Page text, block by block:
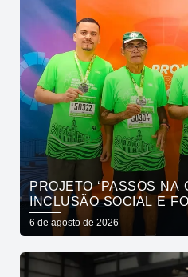
PROJETO ‘PASSOS NA
INCLUSÃO SOCIAL E
EM SAÚDE MENTAL
6 de agosto de 2026